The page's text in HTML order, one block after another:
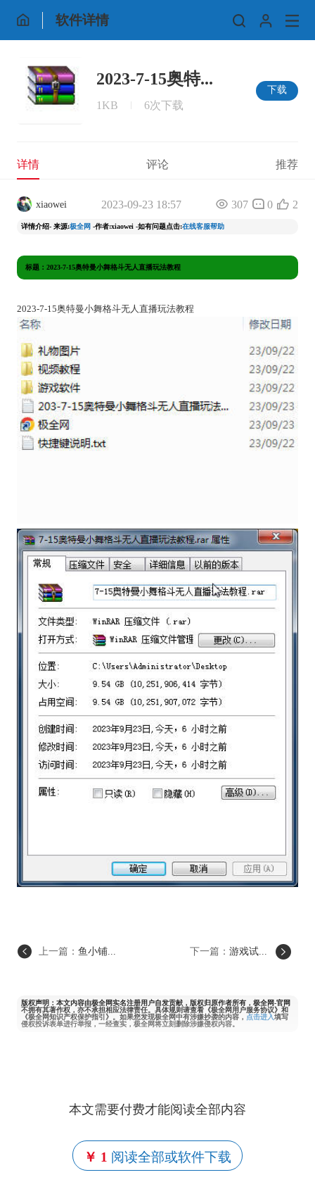
软件详情
2023-7-15奥特...
1KB 6次下载
下载
详情 评论 推荐
xiaowei 2023-09-23 18:57 307 0 2
详情介绍- 来源:极全网 -作者:xiaowei -如有问题点击:在线客服帮助
标题：2023-7-15奥特曼小舞格斗无人直播玩法教程
2023-7-15奥特曼小舞格斗无人直播玩法教程
上一篇： 鱼小铺... 下一篇：游戏试...
版权声明：本文内容由极全网实名注册用户自发贡献，版权归原作者所有，极全网-官网
不拥有其著作权，亦不承担相应法律责任。具体规则请查看《极全网用户服务协议》和
《极全网知识产权保护指引》。如果您发现极全网中有涉嫌抄袭的内容， 点击进入填写
侵权投诉表单进行举报，一经查实，极全网将立刻删除涉嫌侵权内容。
本文需要付费才能阅读全部内容
￥ 1 阅读全部或软件下载